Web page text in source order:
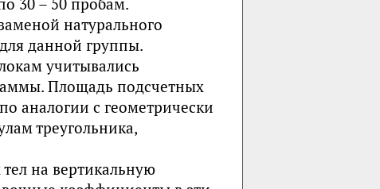
натурального
данной группы.
учитывались
Площадь подсчетных
аналогии с геометрически
треугольника,
на вертикальную